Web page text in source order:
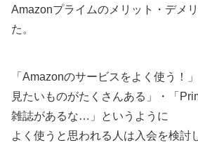
Amazonプライムのメリット・デメ
た。
「Amazonのサービスをよく使う！
見たいものがたくさんある」・「
雑誌があるな…」というように
よく使うと思われる人は入会を検討